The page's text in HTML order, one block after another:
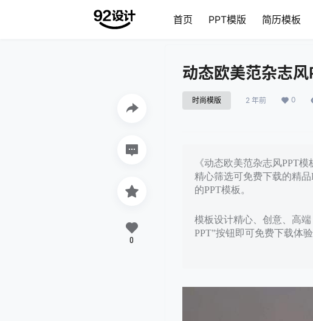
首页 PPT模版 简历模板
动态欧美范杂志
时尚模版 2 年前 0
《动态欧美范杂志风PPT
精心筛选可免费下载的精
的PPT模板。
模板设计精心、创意、高
PPT”按钮即可免费下载体验
0